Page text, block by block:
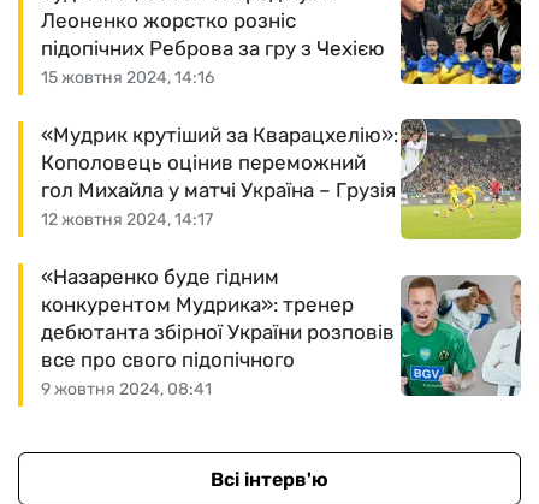
15 жовтня 2024, 14:16
Леоненко жорстко розніс
підопічних Реброва за гру з Чехією
12 жовтня 2024, 14:17
«Мудрик крутіший за Кварацхелію»:
Кополовець оцінив переможний
гол Михайла у матчі Україна – Грузія
9 жовтня 2024, 08:41
«Назаренко буде гідним
конкурентом Мудрика»: тренер
дебютанта збірної України розповів
все про свого підопічного
Всі інтерв'ю